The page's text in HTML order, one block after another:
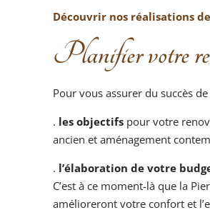
Découvrir nos réalisations
Planifier votre
Pour vous assurer du succès
. les objectifs pour votre
ancien et aménagement
. l’élaboration de votre
C’est à ce moment-là que la
amélioreront votre confort et